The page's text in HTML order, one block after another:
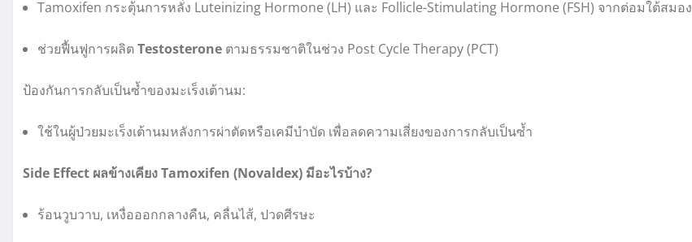
Tamoxifen กระตุ้นการหลั่ง Luteinizing Hormone (LH) และ Follicle-Stimulating Hormone (FSH) จากต่อมใต้สมอง
ช่วยฟื้นฟูการผลิตTestosterone ตามธรรมชาติในช่วง Post Cycle Therapy (PCT)
ป้องกันการกลับเป็นซ้ำของมะเร็งเต้านม:
ใช้ในผู้ป่วยมะเร็งเต้านมหลังการผ่าตัดหรือเคมีบำบัด เพื่อลดความเสี่ยงของการกลับเป็นซ้ำ
Side Effect ผลข้างเคียง Tamoxifen (Novaldex) มีอะไรบ้าง?
ร้อนวูบวาบ, เหงื่อออกกลางคืน, คลื่นไส้, ปวดศีรษะ